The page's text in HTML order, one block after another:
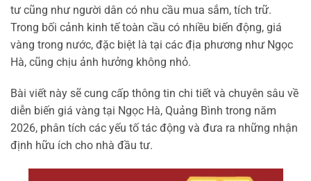
tư cũng như người dân có nhu cầu mua sắm, tích trữ.
Trong bối cảnh kinh tế toàn cầu có nhiều biến động, giá
vàng trong nước, đặc biệt là tại các địa phương như Ngọc
Hà, cũng chịu ảnh hưởng không nhỏ.
Bài viết này sẽ cung cấp thông tin chi tiết và chuyên sâu về
diễn biến giá vàng tại Ngọc Hà, Quảng Bình trong năm
2026, phân tích các yếu tố tác động và đưa ra những nhận
định hữu ích cho nhà đầu tư.